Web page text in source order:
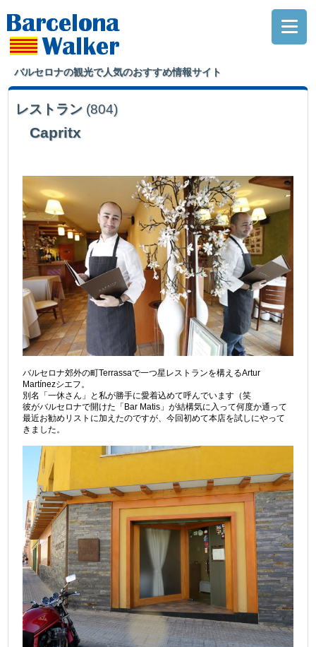
バルセロナの観光で人気のおすすめ情報サイト
レストラン (804)
Capritx
バルセロナ郊外の町Terrassaで一つ星レストランを構えるArtur
Martínezシエフ。
別名「一休さん」と私が勝手に愛着込めて呼んでいます（笑
彼がバルセロナで開けた「Bar Matis」が結構気に入って何度か通って
最近お勧めリストに加えたのですが、今回初めて本店を試しにやって
きました。